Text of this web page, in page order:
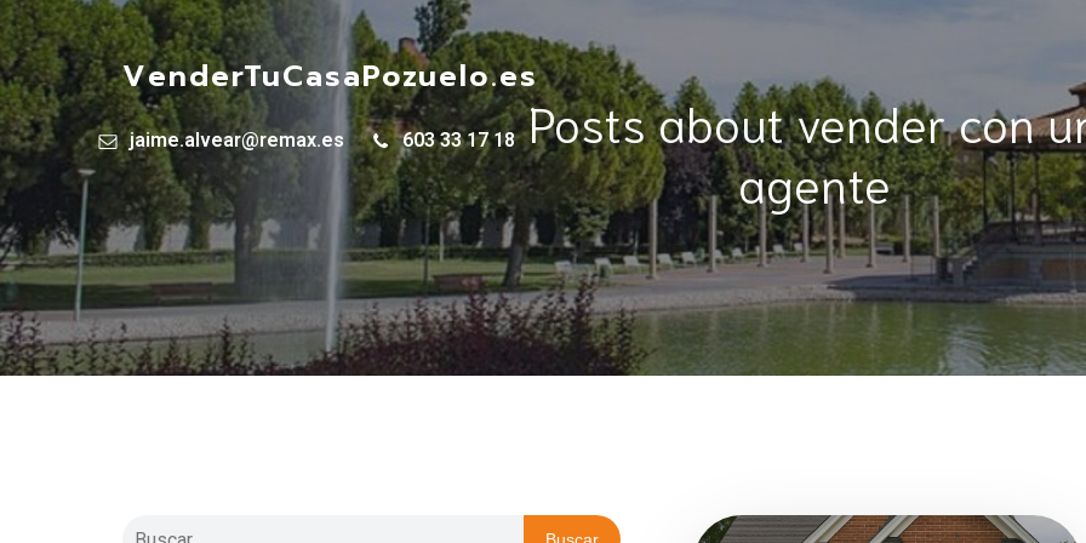
VenderTuCasaPozuelo.es
jaime.alvear@remax.es 603 33 17 18 Posts about vender con
agente